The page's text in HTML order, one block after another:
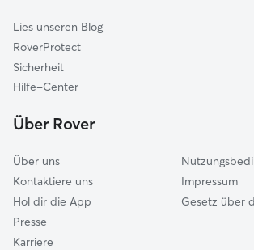
Bremerhaven
Drangstedt
Bremervörde
Osterholz-Scharmbeck
Lies unseren Blog
RoverProtect
Sicherheit
Hilfe-Center
Über Rover
Über uns
Kontaktiere uns
Hol dir die App
Presse
Karriere
Impressum
Gesetz über